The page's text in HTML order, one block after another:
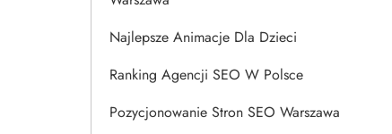
Najlepsze Animacje Dla Dzieci
Ranking Agencji SEO W Polsce
Pozycjonowanie Stron SEO Warszawa